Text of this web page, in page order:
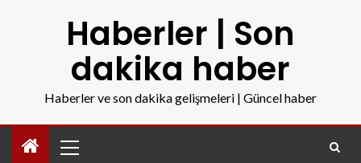
Haberler | Son
dakika haber
Haberler ve son dakika gelişmeleri | Güncel haber